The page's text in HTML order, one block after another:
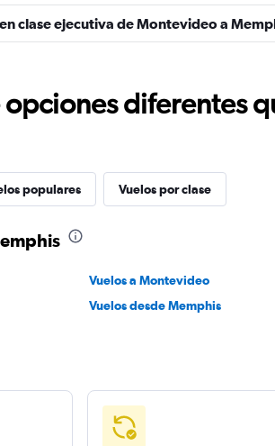
clase ejecutiva de Montevideo a
diferentes
populares Vuelos por clase
Vuelos a Montevideo
Vuelos desde Memphis